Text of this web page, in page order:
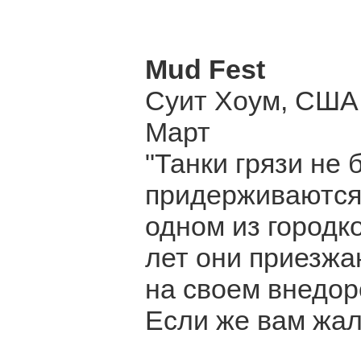
Mud Fest
Суит Хоум, США
Март
"Танки грязи не
одном из
лет они
на своем
Если же вам